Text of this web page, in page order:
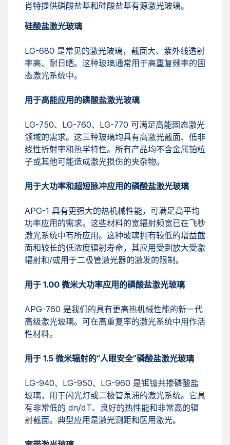
肖特提供磷酸盐基和硅酸盐基有源激光玻璃。
硅酸盐激光玻璃
LG-680 是常见的激光玻璃，截面大、紫外线透射
率高、耐日晒。这种玻璃通常用于高重复频率的固
态激光系统中。
用于高能应用的磷酸盐激光玻璃
LG-750、LG-760、LG-770 可满足高能固态激光
领域的需求。这三种玻璃均具有高激光截面、低非
线性折射率和热学特性。所有产品均不含金属铂粒
子或其他可能造成激光损伤的夹杂物。
用于大功率和超短脉冲应用的磷酸盐激光玻璃
APG-1 具有更强大的热机械性能，可满足高平均
功率应用的需求。这些材料的宽辐射频宽已在飞秒
激光系统中有所应用。这种玻璃拥有较低的增益截
面和较长的低浓度辐射寿命，其应用受到放大受激
辐射和/或用于二极管激光器的激发的限制。
用于 1.00 微米大功率应用的磷酸盐激光玻璃
APG-760 是我们的具有更高热机械性能的新一代
高级激光玻璃。可在高重复率的激光系统中用作活
性材料。
用于 1.5 微米辐射的“人眼安全”磷酸盐激光玻璃
LG-940、LG-950、LG-960 是铒镱共掺磷酸盐
玻璃，用于闪光灯或二极管泵浦的激光系统。它具
有非常低的 dn/dT、良好的热性能和非常高的辐
射截面。典型应用是激光测距和医用激光。